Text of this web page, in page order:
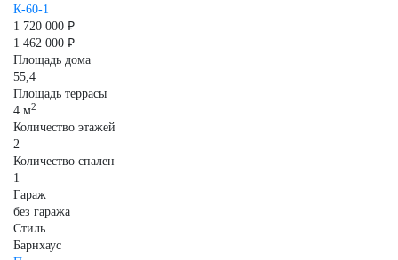
К-60-1
1 720 000 ₽
1 462 000 ₽
Площадь дома
55,4
Площадь террасы
4 м2
Количество этажей
2
Количество спален
1
Гараж
без гаража
Стиль
Барнхаус